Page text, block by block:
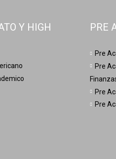
Y HIGH
PRE
Pre
Pre
Pre
Pre